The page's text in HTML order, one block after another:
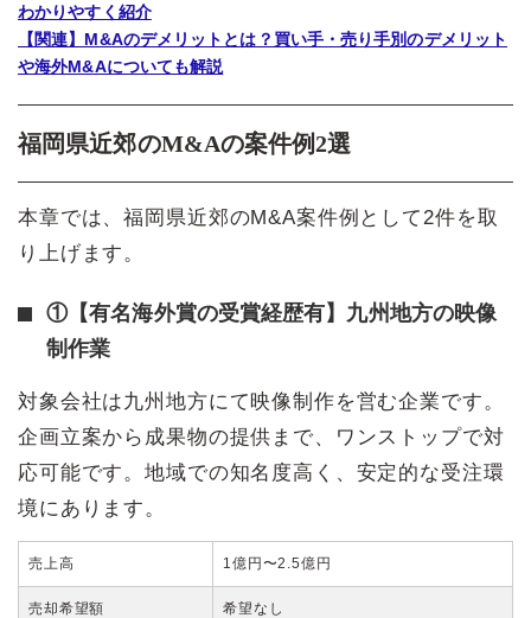
わかりやすく紹介
【関連】M&Aのデメリットとは？買い手・売り手別のデメリット
や海外M&Aについても解説
福岡県近郊のM&Aの案件例2選
本章では、福岡県近郊のM&A案件例として2件を取
り上げます。
①【有名海外賞の受賞経歴有】九州地方の映像
制作業
対象会社は九州地方にて映像制作を営む企業です。
企画立案から成果物の提供まで、ワンストップで対
応可能です。地域での知名度高く、安定的な受注環
境にあります。
売上高 1億円〜2.5億円
売却希望額 希望なし